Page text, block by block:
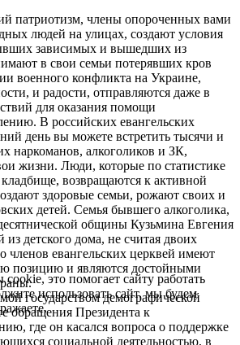
патриотизм, члены опороченных вами
людей на улицах, создают условия
зависимых и вышедших из
в свои семьи потерявших кров
военного конфликта на Украине,
и радости, отправляются даже в
для оказания помощи
В российских евангельских
день вы можете встретить тысячи и
наркоманов, алкоголиков и ЗК,
жизни. Люди, которые по статистике
возвращаются к активной
здоровые семьи, рожают своих и
детей. Семья бывшего алкоголика,
общины Кузьмина Евгения
из детского дома, не считая двоих
членов евангельских церквей имеют
позицию и являются достойными
государством демографической
обращения Президента к
где он касался вопроса о поддержке
социальной деятельностью, в
это помогает сайту работать
использовать сайт, мы будем